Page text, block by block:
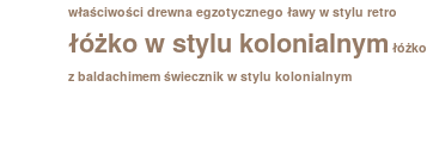
właściwości drewna egzotycznego ławy w stylu retro
łóżko w stylu kolonialnym łóżko
z baldachimem świecznik w stylu kolonialnym